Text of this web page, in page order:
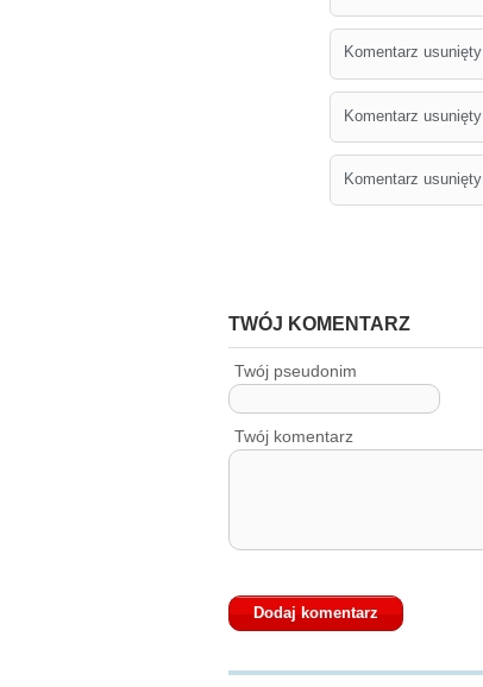
Komentarz usunięty
Komentarz usunięty
Komentarz usunięty
TWÓJ KOMENTARZ
Twój pseudonim
Twój komentarz